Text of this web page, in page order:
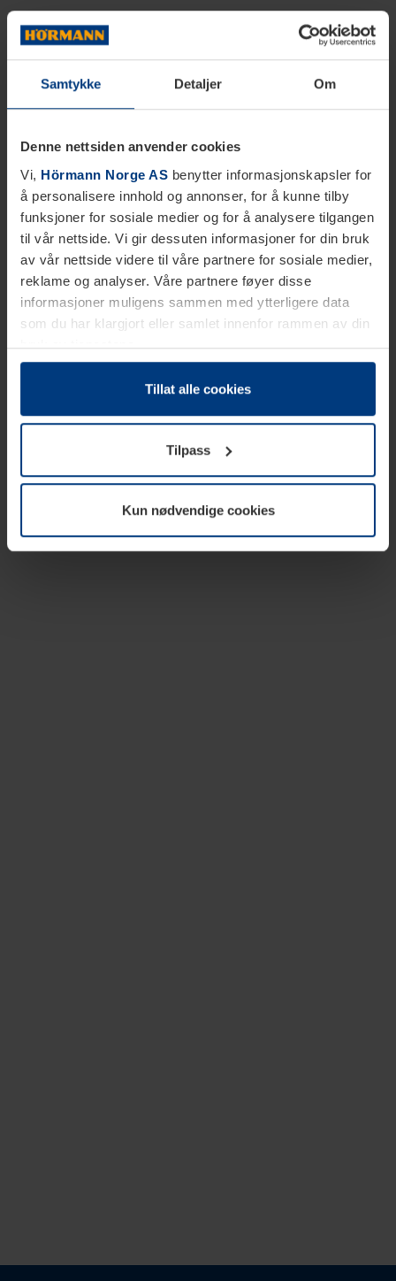
Samtykke Detaljer Om
Denne nettsiden anvender cookies
Vi, Hörmann Norge AS benytter informasjonskapsler for
å personalisere innhold og annonser, for å kunne tilby
funksjoner for sosiale medier og for å analysere tilgangen
til vår nettside. Vi gir dessuten informasjoner for din bruk
av vår nettside videre til våre partnere for sosiale medier,
reklame og analyser. Våre partnere føyer disse
informasjoner muligens sammen med ytterligere data
som du har klargjort eller samlet innenfor rammen av din
bruk av tjenestene.
Etter loven kan vi lagre informasjonskapsler på din
datamaskin, hvis disse er absolutt nødvendig for drift av
trenger vi din tillatelse. Du kan når som helst endre eller
tilbakekalle ditt samtykke i forklaringen av
informasjonskapselen på sidenPersonvernerklæringpå
Tillat alle cookies
Tilpass
Kun nødvendige cookies